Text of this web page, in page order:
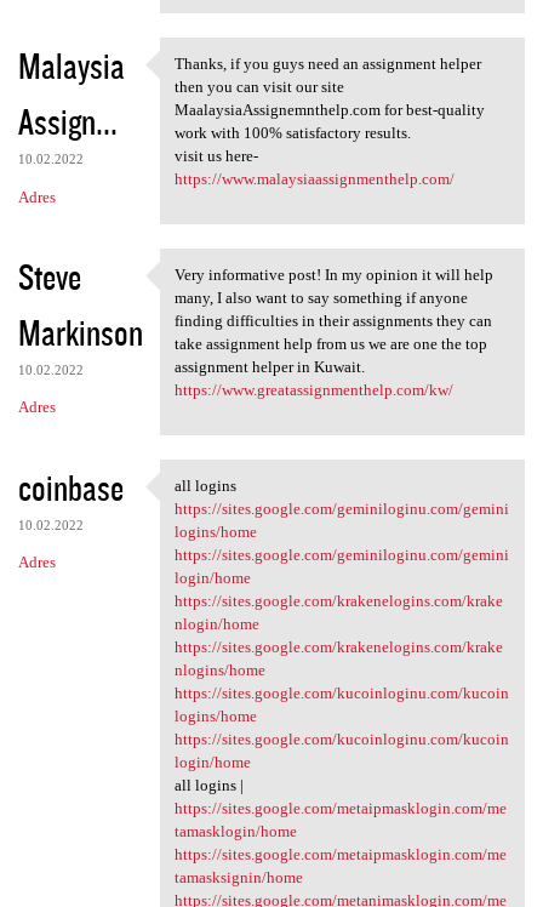
Malaysia
Assign...
10.02.2022
Adres
Thanks, if you guys need an
Thanks, if you guys need an assignment helper
then you can visit our site
MaalaysiaAssignemnthelp.com for best-quality
work with 100% satisfactory results.
visit us here-
https://www.malaysiaassignmenthelp.com/
Steve
Markinson
10.02.2022
Adres
Very informative post! In my
Very informative post! In my opinion it will help
many, I also want to say something if anyone
finding difficulties in their assignments they can
take assignment help from us we are one the top
assignment helper in Kuwait.
https://www.greatassignmenthelp.com/kw/
coinbase
10.02.2022
Adres
all logins
all logins
https://sites.google.com/geminiloginu.com/gemini
logins/home
https://sites.google.com/geminiloginu.com/gemini
login/home
https://sites.google.com/krakenelogins.com/krake
nlogin/home
https://sites.google.com/krakenelogins.com/krake
nlogins/home
https://sites.google.com/kucoinloginu.com/kucoin
logins/home
https://sites.google.com/kucoinloginu.com/kucoin
login/home
all logins |
https://sites.google.com/metaipmasklogin.com/me
tamasklogin/home
https://sites.google.com/metaipmasklogin.com/me
tamasksignin/home
https://sites.google.com/metanimasklogin.com/me